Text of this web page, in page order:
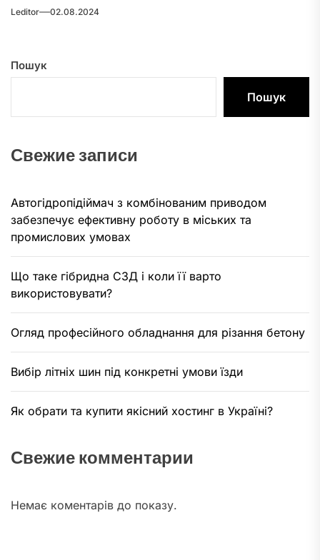
Leditor 02.08.2024
Пошук
Пошук
Свежие записи
Автогідропідіймач з комбінованим приводом
забезпечує ефективну роботу в міських та
промислових умовах
Що таке гібридна СЗД і коли її варто
використовувати?
Огляд професійного обладнання для різання бетону
Вибір літніх шин під конкретні умови їзди
Як обрати та купити якісний хостинг в Україні?
Свежие комментарии
Немає коментарів до показу.